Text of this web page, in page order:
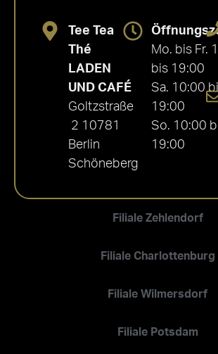
Filiale Zehlendorf
Filiale Charlottenburg
Filiale Wilmersdorf
Filiale Potsdam
Tee Tea
Thé
LADEN
UND CAFÉ
Goltzstraße
2 10781
Berlin
Schöneberg
Mo. bis Fr.
bis 19:00
Sa. 10:00
19:00
So. 10:00
19:00